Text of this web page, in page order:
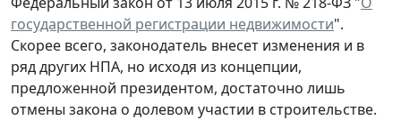
государственной регистрации недвижимости".
Скорее всего, законодатель внесет изменения и в
ряд других НПА, но исходя из концепции,
предложенной президентом, достаточно лишь
отмены закона о долевом участии в строительстве.